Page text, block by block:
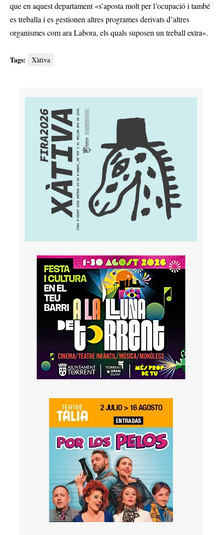
que en aquest departament «s’aposta molt per l’ocupació i també
es treballa i es gestionen altres programes derivats d’altres
organismes com ara Labora, els quals suposen un treball extra».
Tags: Xàtiva